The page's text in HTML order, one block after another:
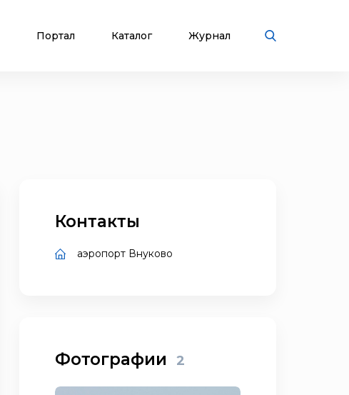
Портал Каталог Журнал
Контакты
аэропорт Внуково
Фотографии 2